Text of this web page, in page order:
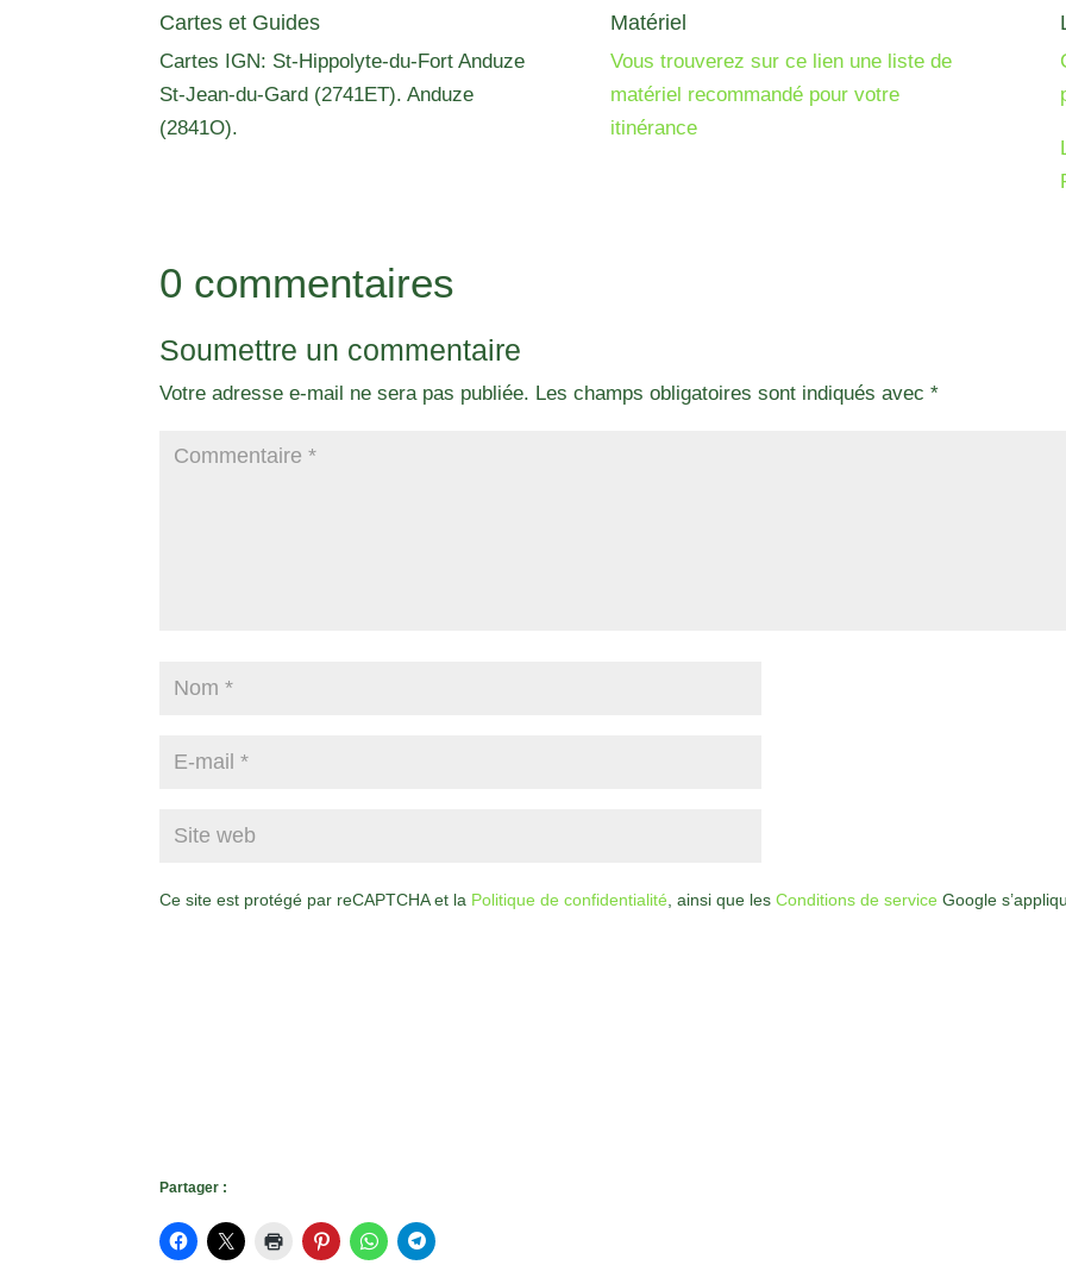
Cartes et Guides
Cartes IGN: St-Hippolyte-du-Fort Anduze
St-Jean-du-Gard (2741ET). Anduze
(2841O).
Matériel
Vous trouverez sur ce lien une liste de
matériel recommandé pour votre
itinérance
0 commentaires
Soumettre un commentaire
Votre adresse e-mail ne sera pas publiée. Les champs obligatoires sont indiqués avec*
Ce site est protégé par reCAPTCHA et la Politique de confidentialité, ainsi que lesConditions de service Google
Partager :